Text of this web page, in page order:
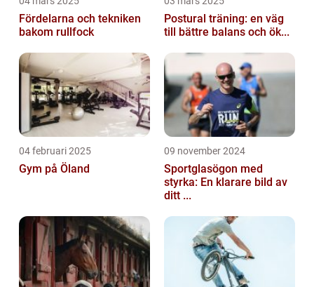
Fördelarna och tekniken
bakom rullfock
Postural träning: en väg
till bättre balans och ök...
04 februari 2025
Gym på Öland
09 november 2024
Sportglasögon med
styrka: En klarare bild av
ditt ...